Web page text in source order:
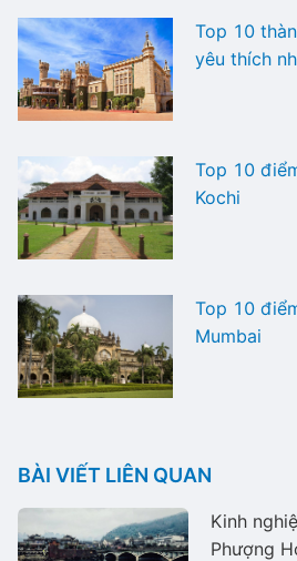
Top 10
yêu thích
Top 10
Kochi
Top 10
Mumbai
BÀI VIẾT LIÊN QUAN
Kinh
Phượng